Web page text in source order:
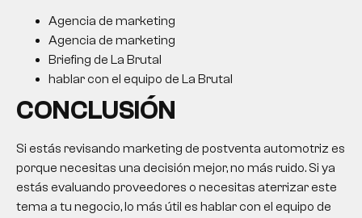
Agencia de marketing
Agencia de marketing
Briefing de La Brutal
hablar con el equipo de La Brutal
CONCLUSIÓN
Si estás revisando marketing de postventa automotriz es
porque necesitas una decisión mejor, no más ruido. Si ya
estás evaluando proveedores o necesitas aterrizar este
tema a tu negocio, lo más útil es hablar con el equipo de